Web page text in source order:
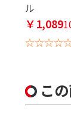
ル
￥1,089
こ